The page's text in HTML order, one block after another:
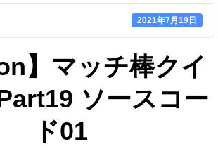
2021年7月19日
】マッチ棒クイ
ソースコー
ド01